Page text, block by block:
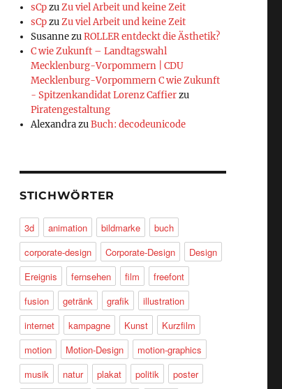
sCpzuZu viel Arbeit und keine Zeit
sCpzuZu viel Arbeit und keine Zeit
SusannezuROLLER entdeckt die Ästhetik?
C wie Zukunft – Landtagswahl
Mecklenburg-Vorpommern | CDU
Mecklenburg-Vorpommern C wie Zukunft
- Spitzenkandidat Lorenz Caffierzu
Piratengestaltung
AlexandrazuBuch: decodeunicode
STICHWÖRTER
3d animation bildmarke
buch
corporate-design
Corporate-Design
Design
Ereignis
fernsehen film
freefont
fusion
getränk grafik
illustration
internet
kampagne Kunst
Kurzfilm
motion
Motion-Design
motion-graphics
musik
natur plakat politik
poster